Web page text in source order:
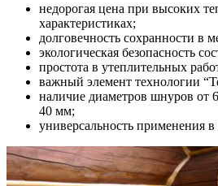
недорогая цена при высоких
характеристиках;
долговечность сохранности в
экологическая безопасность
простота в утеплительных
важный элемент технологии
наличие диаметров шнуров от
40 мм;
универсальность применения в